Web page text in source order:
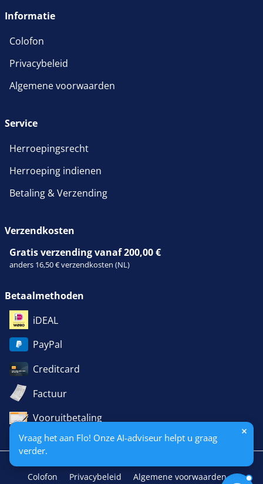
Vraag het aan Flo! Onze AI-adviseur helpt u graag
verder.
Informatie
Colofon
Privacybeleid
Algemene voorwaarden
Service
Herroepingsrecht
Herroeping indienen
Betaling & Verzending
Verzendkosten
Gratis verzending vanaf 200,00 €
anders 16,50 € verzendkosten (NL)
Betaalmethoden
iDEAL
PayPal
Creditcard
Factuur
Vooruitbetaling
Colofon Privacybeleid Algemene voorwaarden